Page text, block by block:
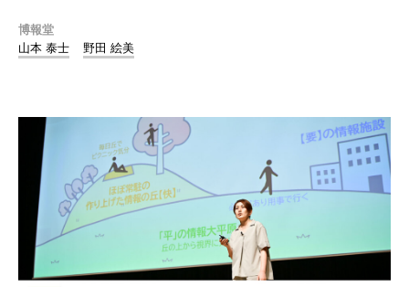
博報堂
山本 泰士
野田 絵美